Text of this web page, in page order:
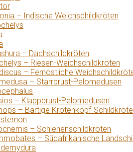
– Indische Weichschildkröten
– Dachschildkröten
– Riesen-Weichschildkröten
– Fernöstliche
– Starrbrust-Pelomedusen
– Klappbrust-Pelomedusen
– Bärtige Krötenkopf-
– Schienenschildkröten
– Südafrikanische